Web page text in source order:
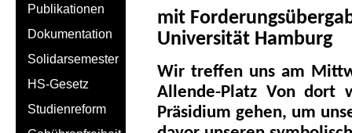
mit
Universität Hamburg
Wir treffen uns am
Allende-Platz Von dort
Präsidium gehen, um
Publikationen
Dokumentation
Solidarsemester
HS-Gesetz
Studienreform